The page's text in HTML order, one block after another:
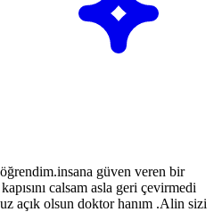
güven veren bir
calsam asla geri çevirmedi
açık olsun doktor hanım .Alin sizi